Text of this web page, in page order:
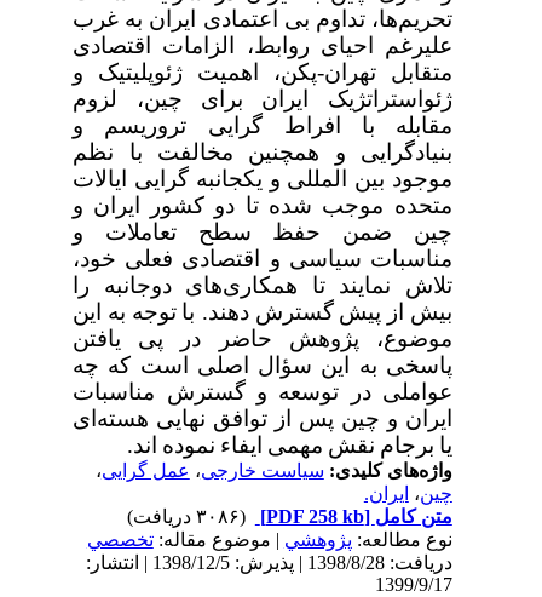
تحریم‌ها، تداوم بی اعتمادی ایران به غرب
علیرغم احیای روابط، الزامات اقتصادی
متقابل
تهران-پکن، اهمیت ژئوپلیتیک
ژئواستراتژیک
ایران برای چین،
لزوم
مقابله
افراط گرایی تروریسم
بنیادگرایی
همچنین مخالفت
نظم
موجود بین المللی و یکجانبه گرایی ایالات
متحده موجب شده تا دو کشور ایران و
چین
ضمن حفظ سطح تعاملات
مناسبات سیاسی و اقتصادی فعلی خود،
تلاش
نمایند همکاری‌های دوجانبه
را
بیش از پیش گسترش دهند.با توجه به این
موضوع،
پژوهش حاضر در پی
یافتن
پاسخی به این سؤال اصلی است که چه
عواملی در توسعه و گسترش مناسبات
ایران و چین پس از توافق نهایی هسته‌ای
برجام نقش مهمی ایفاءنمودهاند.
واژه‌های کلیدی:سیاست خارجی،عمل گرایی،
چین،ایران.
متن کامل[PDF 258 kb]
نوع مطالعه:پژوهشي| موضوع مقاله:تخصصي
دریافت: 1398/8/28 | پذیرش: 1398/12/5 | انتشار:
1399/9/17